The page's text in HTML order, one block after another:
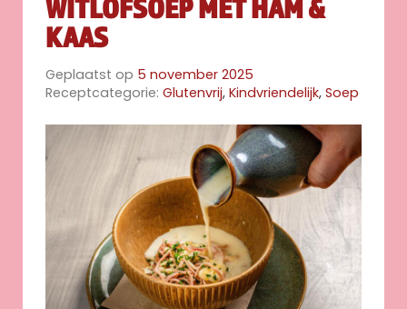
WITLOFSOEP MET HAM &
KAAS
Geplaatst op 5 november 2025
Receptcategorie: Glutenvrij, Kindvriendelijk, Soep